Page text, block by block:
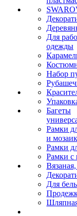
Для
одежды
Набор
Багеты
Рамки
и
Рамки
Рамки с
Для